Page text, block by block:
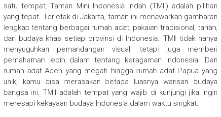
satu tempat, Taman Mini Indonesia Indah (TMII) adalah pilihan
yang tepat. Terletak di Jakarta, taman ini menawarkan gambaran
lengkap tentang berbagai rumah adat, pakaian tradisional, tarian,
dan budaya khas setiap provinsi di Indonesia. TMII tidak hanya
menyuguhkan pemandangan visual, tetapi juga memberi
pemahaman lebih dalam tentang keragaman Indonesia. Dari
rumah adat Aceh yang megah hingga rumah adat Papua yang
unik, kamu bisa merasakan betapa luasnya warisan budaya
bangsa ini. TMII adalah tempat yang wajib di kunjungi jika ingin
meresapi kekayaan budaya Indonesia dalam waktu singkat.